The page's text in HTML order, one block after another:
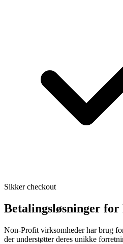
Sikker checkout
Betalingsløsninger
Non-Profit virksomheder har brug
der understøtter deres unikke